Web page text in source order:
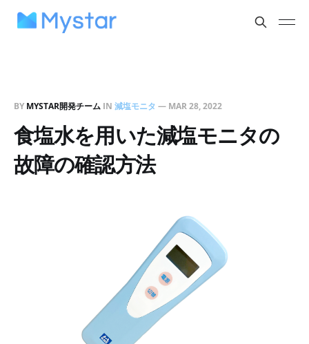
BY MYSTAR開発チーム IN 減塩モニタ — MAR 28, 2022
食塩水を用いた減塩モニタの
故障の確認方法